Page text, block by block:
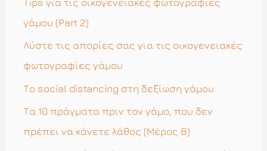
σ
η
γ
Tips για τις οικογενειακές φωτογραφίες
γάμου (Part 2)
Λύστε τις απορίες σας για τις οικογενειακές
φωτογραφίες γάμου
Το social distancing στη δεξίωση γάμου
Τα 10 πράγματα πριν τον γάμο, που δεν
πρέπει να κάνετε λάθος (Μέρος Β)